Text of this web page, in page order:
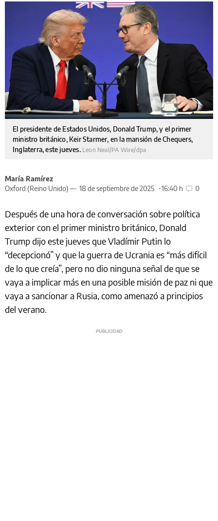
El presidente de Estados Unidos, Donald Trump, y el primer
ministro británico, Keir Starmer, en la mansión de Chequers,
Inglaterra, este jueves. Leon Neal/PA Wire/dpa
María Ramírez
Oxford (Reino Unido) — 18 de septiembre de 2025 16:40 h 0
Después de una hora de conversación sobre política
exterior con el primer ministro británico, Donald
Trump dijo este jueves que Vladímir Putin lo
“decepcionó” y que la guerra de Ucrania es “más difícil
de lo que creía”, pero no dio ninguna señal de que se
vaya a implicar más en una posible misión de paz ni que
vaya a sancionar a Rusia, como amenazó a principios
del verano.